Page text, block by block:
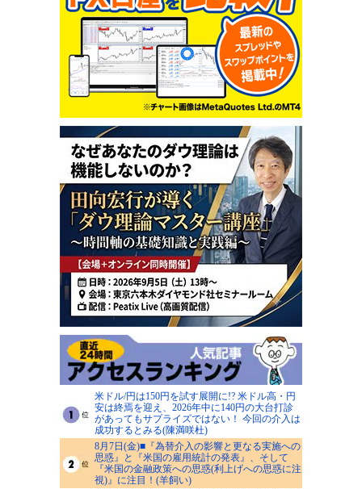
米ドル/円は150円を試す展開に!? 米ドル高・円
安は終焉を迎え、2026年中に140円の大台打診
があってもサプライズではない！ 今回の介入は
成功するとみる(陳満咲杜)
8月7日(金)■『為替介入の影響と更なる実施への
思惑』と『米国の雇用統計の発表』、そして
『米国の金融政策への思惑(利上げへの思惑に注
視)』に注目！(羊飼い)